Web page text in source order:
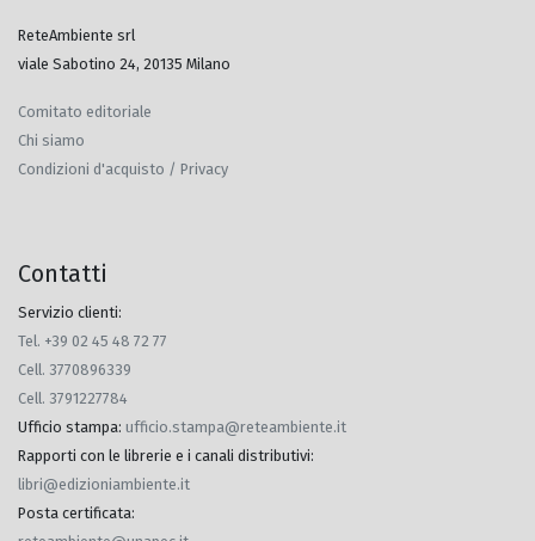
ReteAmbiente srl
viale Sabotino 24, 20135 Milano
Comitato editoriale
Chi siamo
Condizioni d'acquisto / Privacy
Contatti
Servizio clienti:
Tel. +39 02 45 48 72 77
Cell. 3770896339
Cell. 3791227784
Ufficio stampa: ufficio.stampa@reteambiente.it
Rapporti con le librerie e i canali distributivi:
libri@edizioniambiente.it
Posta certificata: